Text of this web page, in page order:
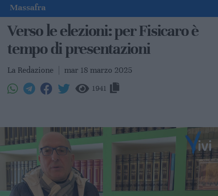
Massafra
Verso le elezioni: per Fisicaro è
tempo di presentazioni
La Redazione mar 18 marzo 2025
1941